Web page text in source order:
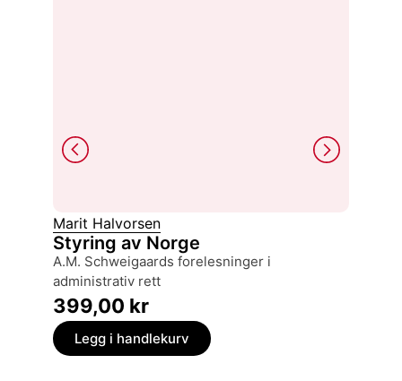
Marit Halvorsen
Styring av Norge
A.M. Schweigaards forelesninger i
administrativ rett
399,00 kr
Legg i handlekurv